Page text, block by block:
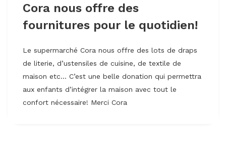
Cora nous offre des
fournitures pour le quotidien!
Le supermarché Cora nous offre des lots de draps
de literie, d’ustensiles de cuisine, de textile de
maison etc… C’est une belle donation qui permettra
aux enfants d’intégrer la maison avec tout le
confort nécessaire! Merci Cora